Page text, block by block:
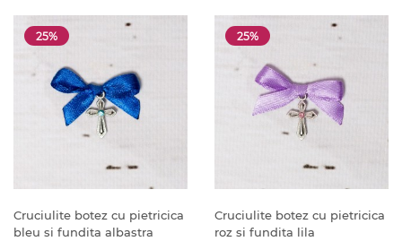
25%
Cruciulite botez cu pietricica
bleu si fundita albastra
25%
Cruciulite botez cu pietricica
roz si fundita lila